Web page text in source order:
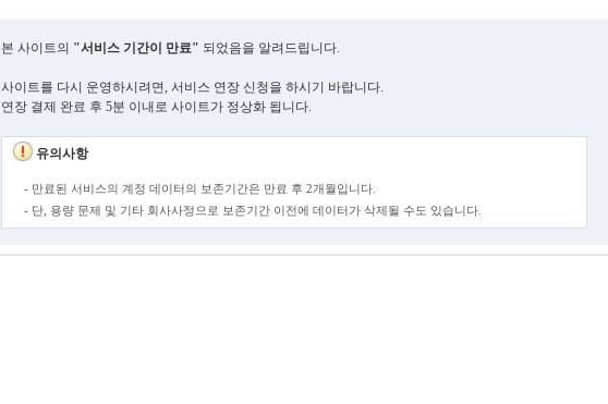
본 사이트의 "서비스 기간이 만료" 되었음을 알려드립니다.
사이트를 다시 운영하시려면, 서비스 연장 신청을 하시기 바랍니다.
연장 결제 완료 후 5분 이내로 사이트가 정상화 됩니다.
유의사항
- 만료된 서비스의 계정 데이터의 보존기간은 만료 후 2개월입니다.
- 단, 용량 문제 및 기타 회사사정으로 보존기간 이전에 데이터가 삭제될 수도 있습니다.